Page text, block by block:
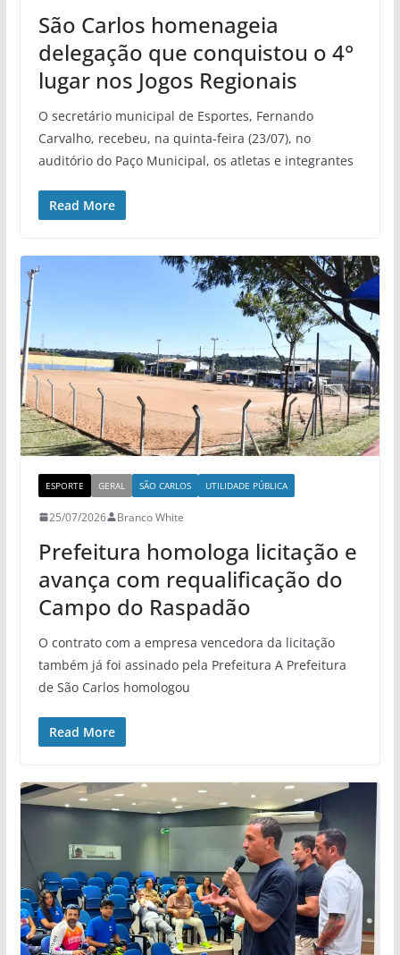
São Carlos homenageia
delegação que conquistou o 4°
lugar nos Jogos Regionais
O secretário municipal de Esportes, Fernando
Carvalho, recebeu, na quinta-feira (23/07), no
auditório do Paço Municipal, os atletas e integrantes
Read More
ESPORTE GERAL SÃO CARLOS UTILIDADE PÚBLICA
25/07/2026 Branco White
Prefeitura homologa licitação e
avança com requalificação do
Campo do Raspadão
O contrato com a empresa vencedora da licitação
também já foi assinado pela Prefeitura A Prefeitura
de São Carlos homologou
Read More